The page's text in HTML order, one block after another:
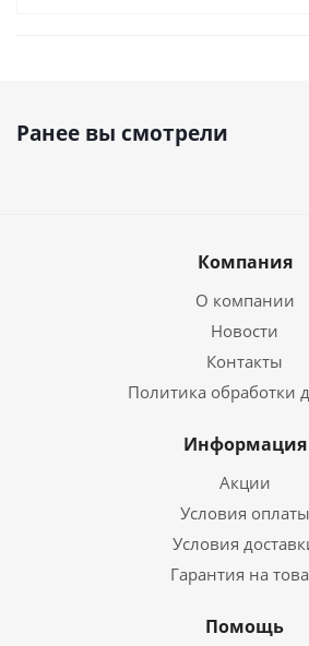
Ранее вы смотрели
Компания
О компании
Новости
Контакты
Политика обработки
Информация
Акции
Условия оплаты
Условия
Гарантия на
Помощь